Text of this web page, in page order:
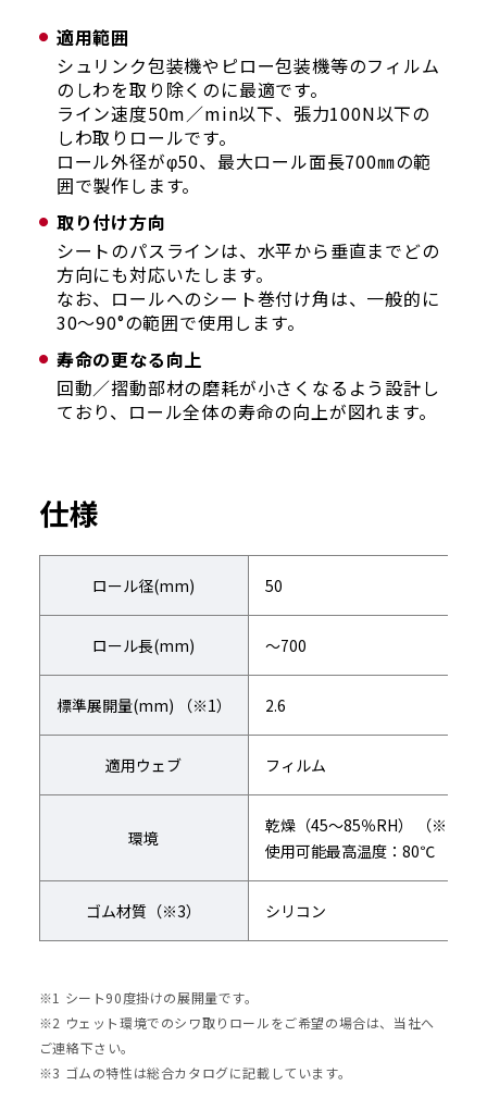
適用範囲
シュリンク包装機やピロー包装機等のフィルム
のしわを取り除くのに最適です。
ライン速度50m／min以下、張力100N以下の
しわ取りロールです。
ロール外径がφ50、最大ロール面長700㎜の範
囲で製作します。
取り付け方向
シートのパスラインは、水平から垂直までどの
方向にも対応いたします。
なお、ロールへのシート巻付け角は、一般的に
30～90°の範囲で使用します。
寿命の更なる向上
回動／摺動部材の磨耗が小さくなるよう設計し
ており、ロール全体の寿命の向上が図れます。
仕様
ロール径(mm) 50
ロール長(mm) ～700
標準展開量(mm) （※1） 2.6
適用ウェブ フィルム
環境
乾燥（45～85％RH） （※2）
使用可能最高温度：80℃
ゴム材質（※3） シリコン
※1 シート90度掛けの展開量です。
※2 ウェット環境でのシワ取りロールをご希望の場合は、当社へ
ご連絡下さい。
※3 ゴムの特性は総合カタログに記載しています。